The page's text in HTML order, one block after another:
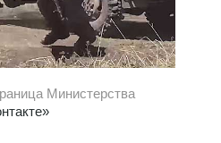
Министерства